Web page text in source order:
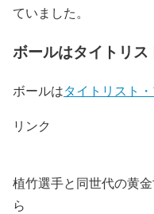
ていました。
ボールはタイトリス
ボールはタイトリスト
リンク
植竹選手と同世代の黄
ら